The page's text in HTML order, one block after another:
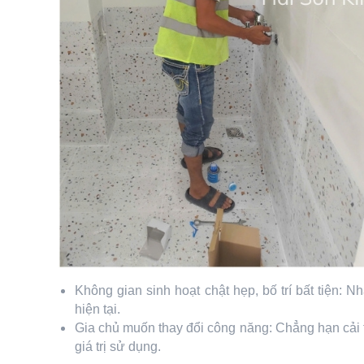
Không gian sinh hoạt chật hẹp, bố trí bất tiện:
hiện tại.
Gia chủ muốn thay đổi công năng: Chẳng hạn
giá trị sử dụng.